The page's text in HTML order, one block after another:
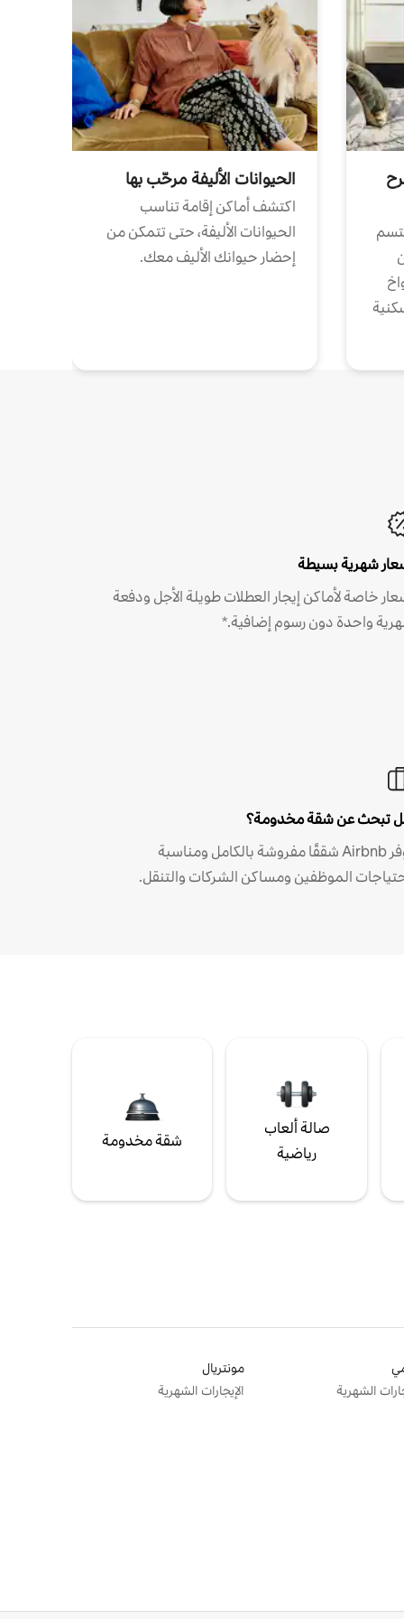
الحيوانات الأليفة مرحّب بها
اكتشف أماكن إقامة تناسب
الحيوانات الأليفة، حتى تتمكن من
إحضار حيوانك الأليف معك.
شهرية بسيطة
خاصة لأماكن إيجار العطلات طويلة الأجل ودفعة
واحدة دون رسوم إضافية.*
تبحث عن شقة مخدومة؟
توفر Airbnb شققًا مفروشة بالكامل ومناسبة
الموظفين ومساكن الشركات والتنقل.
صالة ألعاب
رياضية
شقة مخدومة
الشهرية
مونتريال
الإيجارات الشهرية